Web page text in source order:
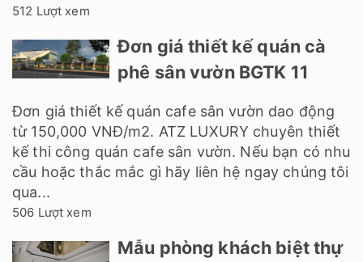
512 Lượt xem
Đơn giá thiết kế quán cà
phê sân vườn BGTK 11
Đơn giá thiết kế quán cafe sân vườn dao động
từ 150,000 VNĐ/m2. ATZ LUXURY chuyên thiết
kế thi công quán cafe sân vườn. Nếu bạn có nhu
cầu hoặc thắc mắc gì hãy liên hệ ngay chúng tôi
qua...
506 Lượt xem
Mẫu phòng khách biệt thự